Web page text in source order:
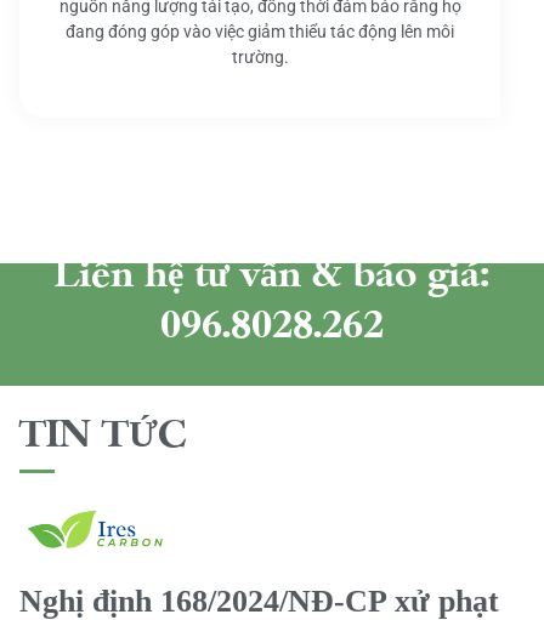
nguồn năng lượng tái tạo, đồng thời đảm bảo rằng họ
đang đóng góp vào việc giảm thiểu tác động lên môi
trường.
Liên hệ tư vấn & báo giá:
096.8028.262
TIN TỨC
Nghị định 168/2024/NĐ-CP xử phạt